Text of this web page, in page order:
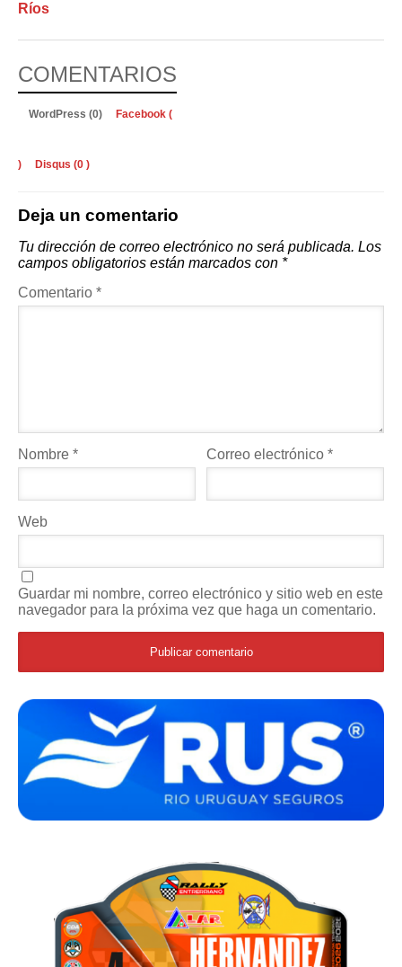
Ríos
COMENTARIOS
WordPress (0) Facebook (
) Disqus (0 )
Deja un comentario
Tu dirección de correo electrónico no será publicada. Los
campos obligatorios están marcados con *
Comentario *
Nombre * Correo electrónico*
Web
Guardar mi nombre, correo electrónico y sitio web en este
navegador para la próxima vez que haga un comentario.